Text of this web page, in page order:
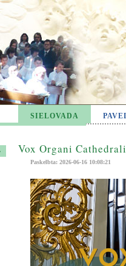
SIELOVADA
Vox Organi
Paskelbta: 2026-06-16 10:08:21